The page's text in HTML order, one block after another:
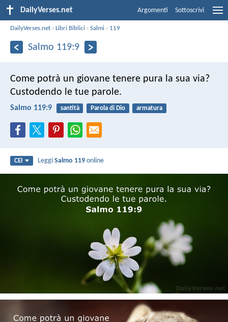
DailyVerses.net Argomenti Sottoscrivi
DailyVerses.net ›Libri Biblici ›Salmi › 119
Salmo 119:9
Come potrà un giovane tenere pura la sua via?
Custodendo le tue parole.
Salmo 119:9 santità Parola di Dio armatura
CEI LeggiSalmo 119 online